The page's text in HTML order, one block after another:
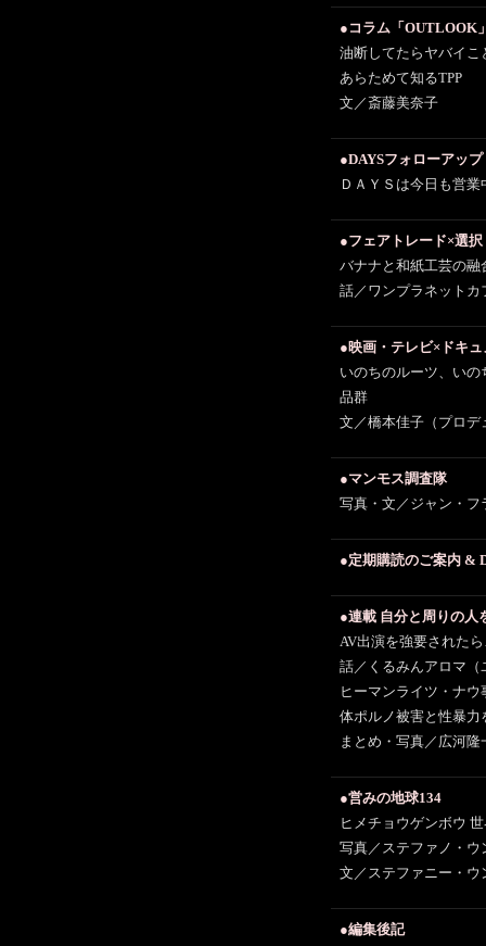
●コラム「OUTLOOK
油断してたらヤバイこ
あらためて知るTPP
文／斎藤美奈子
●DAYSフォローアップ
ＤＡＹＳは今日も営業
●フェアトレード×選
バナナと和紙工芸の
話／ワンプラネットカ
●映画・テレビ×ドキ
いのちのルーツ、い
品群
文／橋本佳子（プロデ
●マンモス調査隊
写真・文／ジャン・フ
●定期購読のご案内 &
●連載 自分と周りの人
AV出演を強要された
話／くるみんアロマ
ヒーマンライツ・ナウ
体ポルノ被害と性暴
まとめ・写真／広河隆
●営みの地球134
ヒメチョウゲンボウ
写真／ステファノ・ウ
文／ステファニー・ウ
●編集後記